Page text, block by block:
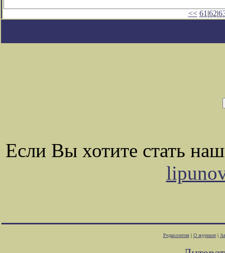
<< 61 |62|
Если Вы хотите стать
Редколлегия| О журнале|